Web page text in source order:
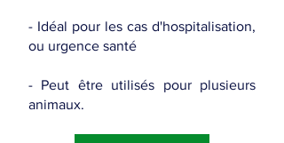
- Idéal pour les cas d'hospitalisation,
ou urgence santé
- Peut être utilisés pour plusieurs
animaux.